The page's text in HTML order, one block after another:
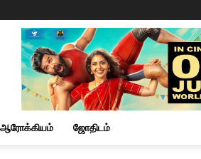
ஆரோக்கியம் ஜோதிடம்